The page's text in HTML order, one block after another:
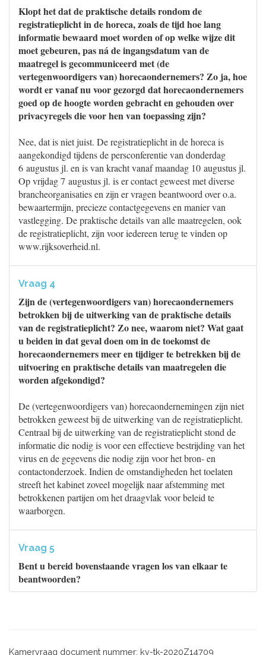
Klopt het dat de praktische details rondom de
registratieplicht in de horeca, zoals de tijd hoe lang
informatie bewaard moet worden of op welke wijze dit
moet gebeuren, pas ná de ingangsdatum van de
maatregel is gecommuniceerd met (de
vertegenwoordigers van) horecaondernemers? Zo ja, hoe
wordt er vanaf nu voor gezorgd dat horecaondernemers
goed op de hoogte worden gebracht en gehouden over
privacyregels die voor hen van toepassing zijn?
Nee, dat is niet juist. De registratieplicht in de horeca is
aangekondigd tijdens de persconferentie van donderdag
6 augustus jl. en is van kracht vanaf maandag 10 augustus jl.
Op vrijdag 7 augustus jl. is er contact geweest met diverse
brancheorganisaties en zijn er vragen beantwoord over o.a.
bewaartermijn, precieze contactgegevens en manier van
vastlegging. De praktische details van alle maatregelen, ook
de registratieplicht, zijn voor iedereen terug te vinden op
www.rijksoverheid.nl.
Vraag 4
Zijn de (vertegenwoordigers van) horecaondernemers
betrokken bij de uitwerking van de praktische details
van de registratieplicht? Zo nee, waarom niet? Wat gaat
u beiden in dat geval doen om in de toekomst de
horecaondernemers meer en tijdiger te betrekken bij de
uitvoering en praktische details van maatregelen die
worden afgekondigd?
De (vertegenwoordigers van) horecaondernemingen zijn niet
betrokken geweest bij de uitwerking van de registratieplicht.
Centraal bij de uitwerking van de registratieplicht stond de
informatie die nodig is voor een effectieve bestrijding van het
virus en de gegevens die nodig zijn voor het bron- en
contactonderzoek. Indien de omstandigheden het toelaten
streeft het kabinet zoveel mogelijk naar afstemming met
betrokkenen partijen om het draagvlak voor beleid te
waarborgen.
Vraag 5
Bent u bereid bovenstaande vragen los van elkaar te
beantwoorden?
Kamervraag document nummer: kv-tk-2020Z14709